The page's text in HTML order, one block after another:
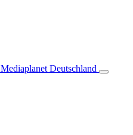
Mediaplanet Deutschland